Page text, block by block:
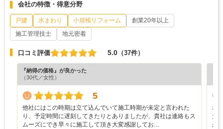
会社の特徴・得意分野
戸建 水まわり 小規模リフォーム
創業20年以上
施工管理技士
地元密着
口コミ評価 5.0 （37件）
『納得の価格』が良かった
（30代／女性）
5
他社にはこの時期は立て込んでいて施工時期が未定と言われた
り、予定時間に遅刻してきたりとありましたが、貴社は連絡もス
ムーズにでき早々に施工して頂き大変感謝してお…
ホ
た
が